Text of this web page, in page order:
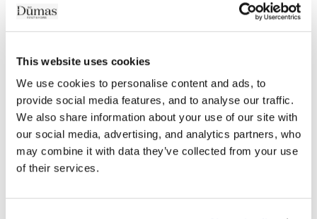
This website uses cookies
We use cookies to personalise content and ads, to
provide social media features, and to analyse our traffic.
We also share information about your use of our site with
our social media, advertising, and analytics partners, who
may combine it with data they’ve collected from your use
of their services.
Votre mensualité sera de
/mois